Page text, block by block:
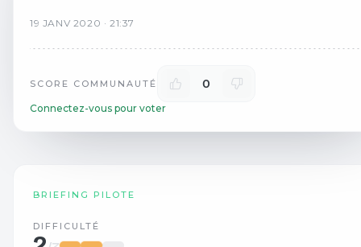
19 JANV 2020 ·21:37
SCORE COMMUNAUTÉ 0
Connectez-vous pour voter
BRIEFING PILOTE
DIFFICULTÉ